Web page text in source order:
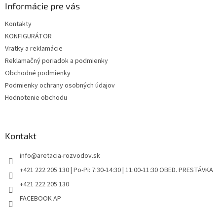
Informácie pre vás
Kontakty
KONFIGURÁTOR
Vratky a reklamácie
Reklamačný poriadok a podmienky
Obchodné podmienky
Podmienky ochrany osobných údajov
Hodnotenie obchodu
Kontakt
info@aretacia-rozvodov.sk
+421 222 205 130 | Po-Pi: 7:30-14:30 | 11:00-11:30 OBED. PRESTÁVKA
+421 222 205 130
FACEBOOK AP